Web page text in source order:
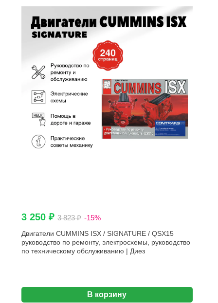
3 250 ₽ 3 823 ₽ -15%
Двигатели CUMMINS ISX / SIGNATURE / QSX15
руководство по ремонту, электросхемы, руководство
по техническому обслуживанию | Диез
В корзину